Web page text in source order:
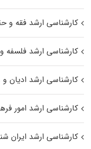
کارشناسی ارشد فقه و
کارشناسی ارشد فلسفه
کارشناسی ارشد ادیان
کارشناسی ارشد امور
کارشناسی ارشد ایران